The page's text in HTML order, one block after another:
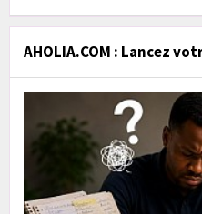
AHOLIA.COM : Lancez